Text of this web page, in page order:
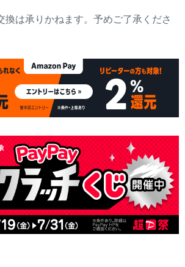
換は承りかねます。予めご了承くださ